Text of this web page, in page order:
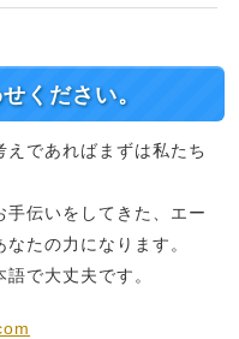
ください。
であればまずは私たち
伝いをしてきた、エー
たの力になります。
で大丈夫です。